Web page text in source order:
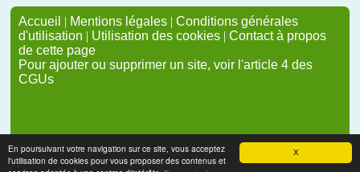
X
En poursuivant votre navigation sur ce site, vous acceptez
l'utilisation de cookies pour vous proposer des contenus et
Accueil | Mentions légales | Conditions générales
d'utilisation | Utilisation des cookies | Contact à propos
de cette page
Pour ajouter ou supprimer un site, voir l'article 4 des
CGUs